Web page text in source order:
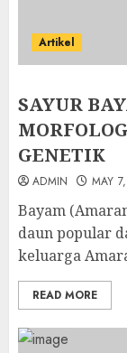
Artikel
SAYUR
GENETIK
ADMIN MAY
Bayam
daun popular
keluarga
READ MORE